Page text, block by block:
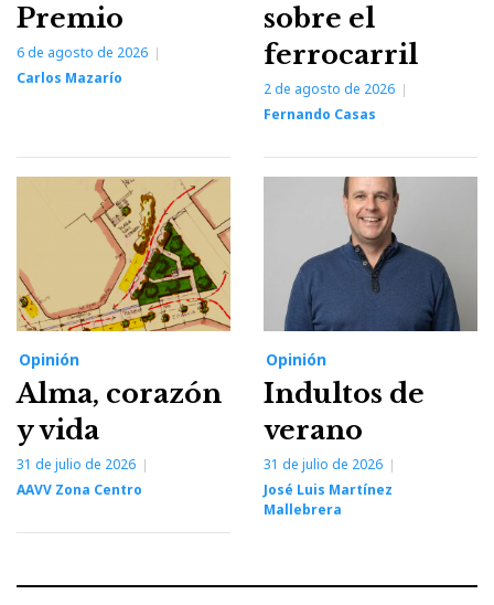
Premio
6 de agosto de 2026
Carlos Mazarío
sobre el
ferrocarril
2 de agosto de 2026
Fernando Casas
Opinión
Alma, corazón
y vida
31 de julio de 2026
AAVV Zona Centro
Opinión
Indultos de
verano
31 de julio de 2026
José Luis Martínez
Mallebrera